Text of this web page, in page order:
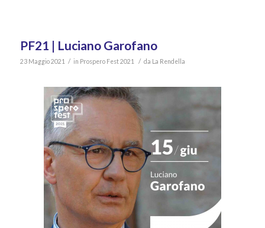
PF21 | Luciano Garofano
23 Maggio 2021 / in Prospero Fest 2021 / da La Rendella